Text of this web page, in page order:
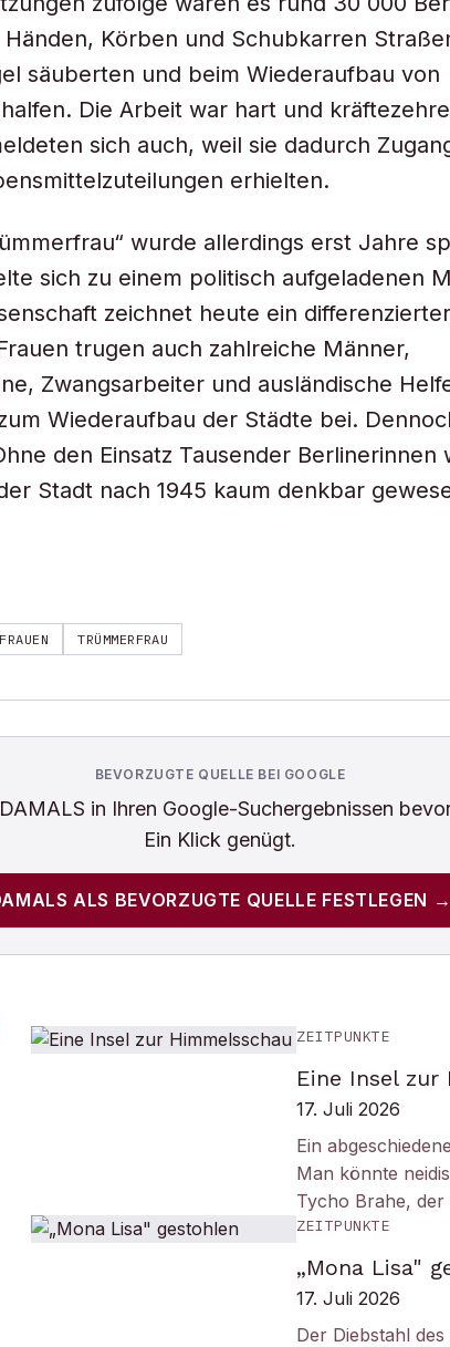
Körben und Schubkarren
säuberten und beim Wiederaufbau von
Die Arbeit war hart und
sich auch, weil sie dadurch
erhielten.
wurde allerdings erst Jahre
sich zu einem politisch aufgeladenen
zeichnet heute ein
trugen auch zahlreiche Männer,
Zwangsarbeiter und ausländische
Wiederaufbau der Städte bei.
den Einsatz Tausender Berlinerinnen
Stadt nach 1945 kaum denkbar
FRAUEN TRÜMMERFRAU
BEVORZUGTE QUELLE BEI GOOGLE
DAMALS in Ihren Google-Suchergebnissen
Ein Klick genügt.
ALS BEVORZUGTE QUELLE FESTLEGEN →
ZEITPUNKTE
Eine Insel zur
17. Juli 2026
Ein
Man könnte
Tycho Brahe,
ZEITPUNKTE
„Mona Lisa"
17. Juli 2026
Der Diebstahl